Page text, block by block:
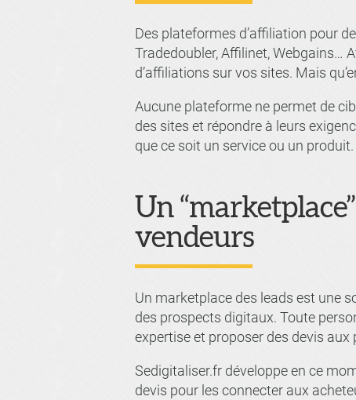
Des plateformes d’affiliation pour
Tradedoubler, Affilinet, Webgains…
d’affiliations sur vos sites. Mais
Aucune plateforme ne permet de
des sites et répondre à leurs
que ce soit un service ou un produit.
Un
vendeurs
Un marketplace des leads est une
des prospects digitaux. Toute
expertise et proposer des devis aux
Sedigitaliser.fr développe en ce
devis pour les connecter aux